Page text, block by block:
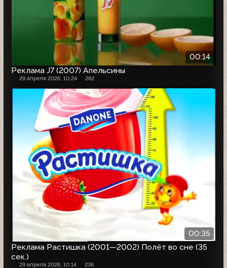
00:14
Реклама J7 (2007) Апельсины
29 апреля 2026, 10:24 282
00:35
Реклама Растишка (2001—2002) Полёт во сне (35
сек.)
29 апреля 2026, 10:14 236